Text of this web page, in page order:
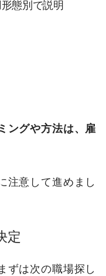
態別で説明
ングや方法は、雇
注意して進めまし
定
ずは次の職場探し